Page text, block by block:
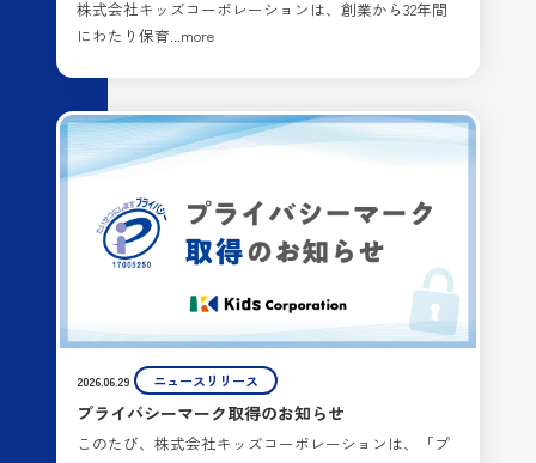
株式会社キッズコーポレーションは、創業から32年間
にわたり保育...more
2026.06.29 ニュースリリース
プライバシーマーク取得のお知らせ
このたび、株式会社キッズコーポレーションは、「プ